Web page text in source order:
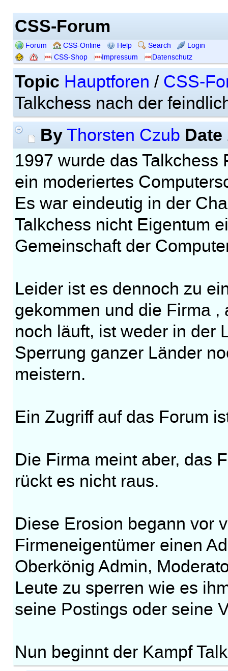
CSS-Forum
Forum CSS-Online Help Search
Login
CSS-Shop
Impressum Datenschutz
Topic Hauptforen / CSS-
Talkchess nach der
By Thorsten Czub Date
1997 wurde das
ein moderiertes
Es war eindeutig in der
Talkchess nicht Eigentum
Gemeinschaft der
Leider ist es dennoch zu
gekommen und die Firma
noch läuft, ist weder in der
Sperrung ganzer Länder
meistern.
Ein Zugriff auf das Forum
Die Firma meint aber, das
rückt es nicht raus.
Diese Erosion begann vor
Firmeneigentümer einen
Oberkönig Admin,
Leute zu sperren wie es
seine Postings oder seine
Nun beginnt der Kampf